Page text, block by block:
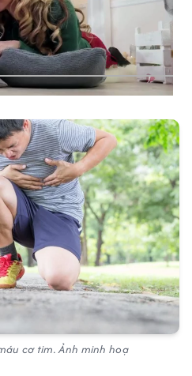
cơ tim. Ảnh minh hoạ